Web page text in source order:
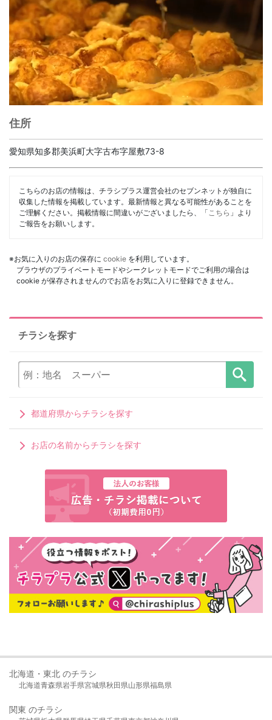
住所
愛知県知多郡美浜町大字古布字屋敷73-8
こちらのお店の情報は、チラシプラス運営会社のセブンネットが独自に
収集した情報を掲載しています。最新情報と異なる可能性があることを
ご理解ください。掲載情報に間違いがございましたら、「 こちら 」より
ご報告をお願いします。
※お気に入りのお店の保存に cookie を利用しています。
ブラウザのプライベートモードやシークレットモードでご利用の場合は
cookie が保存されませんのでお店をお気に入りに登録できません。
チラシを探す
都道府県からチラシを探す
お店の名前からチラシを探す
北海道・東北 のチラシ
北海道青森県岩手県宮城県秋田県山形県福島県
関東 のチラシ